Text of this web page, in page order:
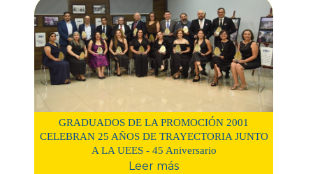
GRADUADOS DE LA PROMOCIÓN 2001
CELEBRAN 25 AÑOS DE TRAYECTORIA JUNTO
A LA UEES - 45 Aniversario
Leer más